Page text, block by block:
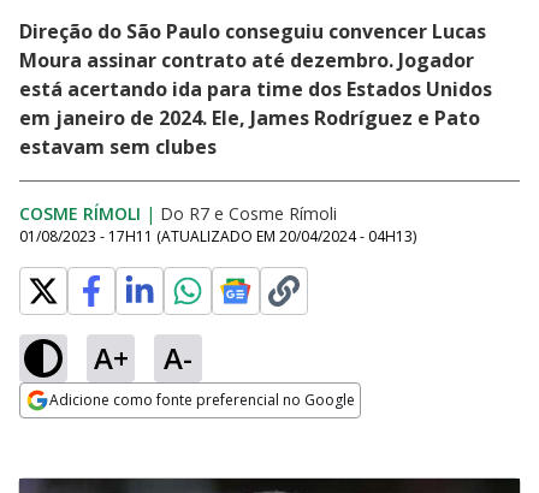
Direção do São Paulo conseguiu convencer Lucas
Moura assinar contrato até dezembro. Jogador
está acertando ida para time dos Estados Unidos
em janeiro de 2024. Ele, James Rodríguez e Pato
estavam sem clubes
COSME RÍMOLI | Do R7 e Cosme Rímoli
01/08/2023 - 17H11 (ATUALIZADO EM 20/04/2024 - 04H13)
A+ A-
Adicione como fonte preferencial no Google